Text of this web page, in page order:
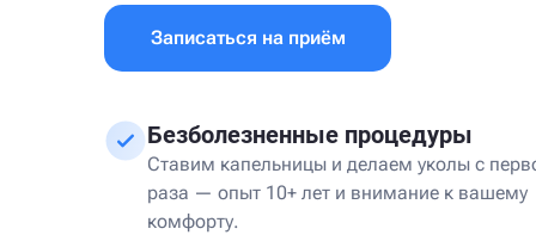
Записаться на приём
Безболезненные процедуры
Ставим капельницы и делаем уколы с
раза — опыт 10+ лет и внимание к вашему
комфорту.